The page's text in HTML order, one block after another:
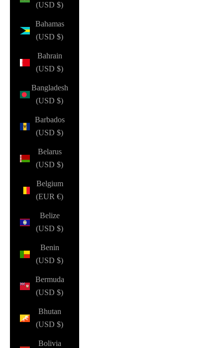
(USD $)
Bahamas
(USD $)
Bahrain
(USD $)
Bangladesh
(USD $)
Barbados
(USD $)
Belarus
(USD $)
Belgium
(EUR €)
Belize
(USD $)
Benin
(USD $)
Bermuda
(USD $)
Bhutan
(USD $)
Bolivia